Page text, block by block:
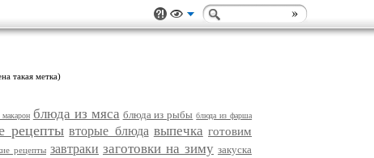
такая метка)
блюда из мяса блюда из рыбы блюда из фарша
рецепты вторые блюда выпечка готовим
рецепты завтраки заготовки на зиму закуска